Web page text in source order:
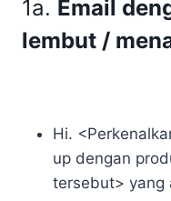
1a. Email
lembut /
Hi.
up dengan
tersebut> yang